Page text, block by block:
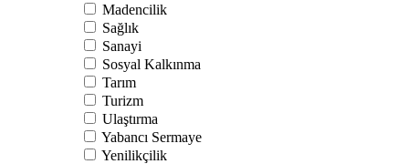
Madencilik
Sağlık
Sanayi
Sosyal Kalkınma
Tarım
Turizm
Ulaştırma
Yabancı Sermaye
Yenilikçilik